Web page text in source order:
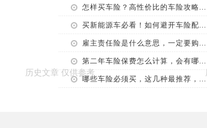
怎样买车险？高性价比的车险攻略...
买新能源车必看！如何避开车险配...
雇主责任险是什么意思，一定要购...
第二年车险保费怎么计算，会有哪...
哪些车险必须买，这几种最推荐，...